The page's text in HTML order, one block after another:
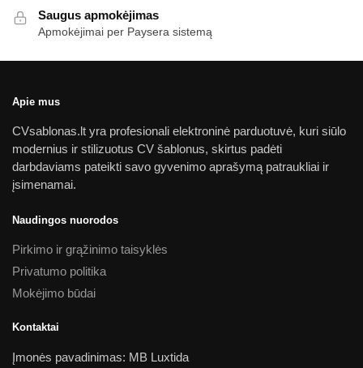
Saugus apmokėjimas
Apmokėjimai per Paysera sistemą
Apie mus
CVsablonas.lt yra profesionali elektroninė parduotuvė, kuri siūlo
modernius ir stilizuotus CV šablonus, skirtus padėti
darbdaviams pateikti savo gyvenimo aprašymą patraukliai ir
įsimenamai.
Naudingos nuorodos
Pirkimo ir grąžinimo taisyklės
Privatumo politika
Mokėjimo būdai
Kontaktai
Įmonės pavadinimas: MB Luxtida